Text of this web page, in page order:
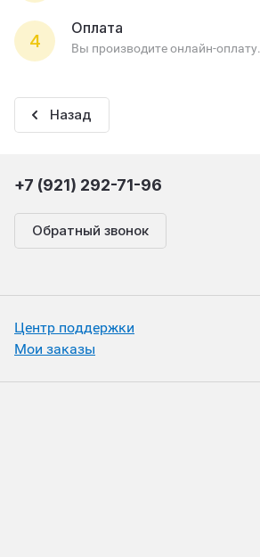
4
Оплата
Вы производите онлайн-оплату.
Назад
+7 (921) 292-71-96
Обратный звонок
Центр поддержки
Мои заказы